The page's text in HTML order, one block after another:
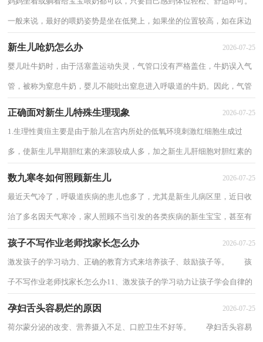
一般来说，最好的喂奶姿势是坐在低凳上，如果坐的位置较高，如在床边
上，可把一只脚放在一个脚踏上，或让身体靠在椅...
新生儿呛奶怎么办 2026-07-25
婴儿吐牛奶时，由于活塞盖运动失灵，气管口没有严格盖住，牛奶误入气
管，被称为窒息牛奶，婴儿不能吐出窒息进入呼吸道的牛奶。因此，气管
机械堵塞，呼吸困难缺氧严重，被称为窒息牛奶窒息。...
正确面对新生儿特殊生理现象 2026-07-25
1.生理性黄疸主要是由于胎儿在宫内所处的低氧环境刺激红细胞生成过
多，使新生儿早期胆红素的来源较成人多，加之新生儿肝细胞对胆红素的
摄取、结合及排泄功能差，故可引起生理性黄...
数九寒冬如何照顾新生儿 2026-07-25
最近天气冷了，呼吸道疾病的患儿也多了，尤其是新生儿病区里，近日收
治了多名因天气寒冷，家人照顾不当引发的各类疾病的新生宝宝，甚至有
些是刚从病区出院没两天，因天冷家人护理不好又...
孩子不写作业老师找家长怎么办 2026-07-25
激发孩子的学习动力、正确的教育方式来培养孩子、鼓励孩子等。 孩
子不写作业老师找家长怎么办11、激发孩子的学习动力让孩子学会自律的
第一步，就是从“要我做”到“我要做...
孕妇舌头容易烂的原因 2026-07-25
荷尔蒙分泌的改变、营养摄入不足、口腔卫生不好等。 孕妇舌头容易